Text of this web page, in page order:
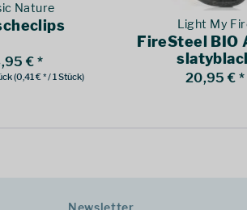
Nature
€ *
(0,41 € * / 1 Stück)
Light My
FireSteel BIO
20,95 € *